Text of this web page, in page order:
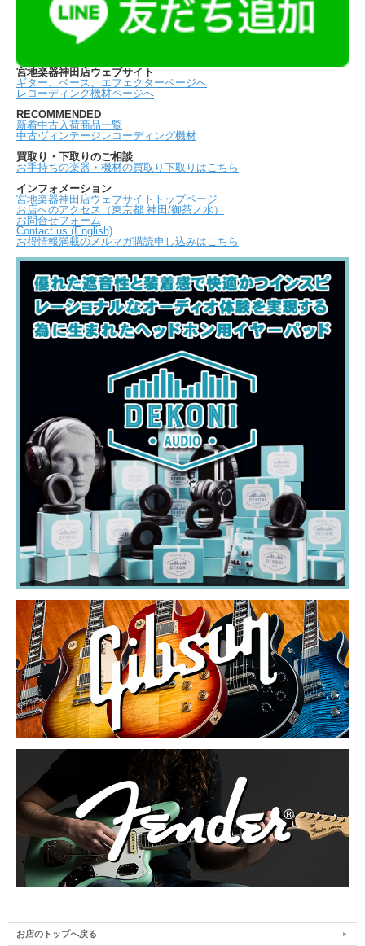
宮地楽器神田店ウェブサイト
ギター、ベース、エフェクターページへ
レコーディング機材ページへ
RECOMMENDED
新着中古入荷商品一覧
中古ヴィンテージレコーディング機材
買取り・下取りのご相談
お手持ちの楽器・機材の買取り下取りはこちら
インフォメーション
宮地楽器神田店ウェブサイトトップページ
お店へのアクセス（東京都 神田/御茶ノ水）
お問合せフォーム
Contact us (English)
お得情報満載のメルマガ購読申し込みはこちら
お店のトップへ戻る